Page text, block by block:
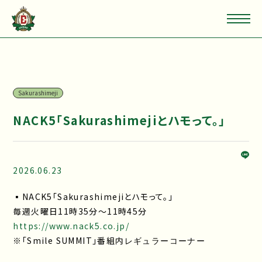
Sakurashimeji
NACK5「Sakurashimejiとハモって。」
2026.06.23
▪NACK5「Sakurashimejiとハモって。」
毎週火曜日11時35分～11時45分
https://www.nack5.co.jp/
※「Smile SUMMIT」番組内 レギュラーコーナー